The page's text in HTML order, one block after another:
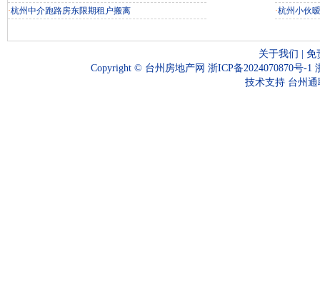
·杭州中介跑路房东限期租户搬离
·杭州小伙
关于我们
免
Copyright © 台州房地产网 浙ICP备2024070870号-1
技术支持 台州